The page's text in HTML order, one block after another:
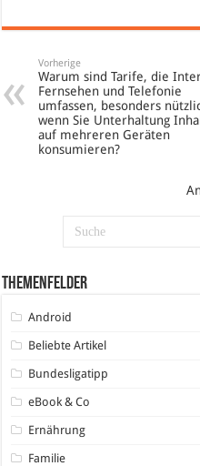
Vorherige
Warum sind Tarife, die
Fernsehen und Telefonie
umfassen, besonders
wenn Sie Unterhaltung
auf mehreren Geräten
konsumieren?
Themenfelder
Android
Beliebte Artikel
Bundesligatipp
eBook & Co
Ernährung
Familie